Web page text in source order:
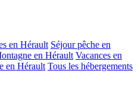
en Hérault Séjour pêche en
en Hérault Vacances en
en Hérault Tous les hébergements